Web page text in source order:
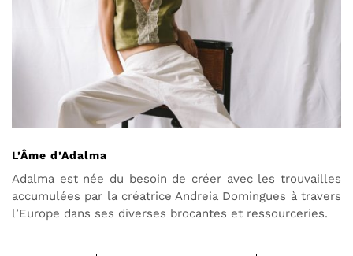
L’Âme d’Adalma
Adalma est née du besoin de créer avec les trouvailles
accumulées par la créatrice Andreia Domingues à travers
l’Europe dans ses diverses brocantes et ressourceries.